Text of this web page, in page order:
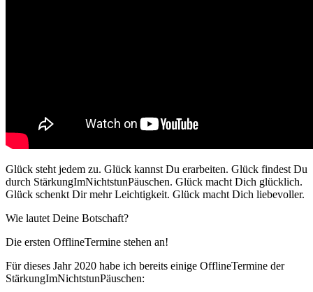
Glück steht jedem zu. Glück kannst Du erarbeiten. Glück findest Du
durch StärkungImNichtstunPäuschen. Glück macht Dich glücklich.
Glück schenkt Dir mehr Leichtigkeit. Glück macht Dich liebevoller.
Wie lautet Deine Botschaft?
Die ersten OfflineTermine stehen an!
Für dieses Jahr 2020 habe ich bereits einige OfflineTermine der
StärkungImNichtstunPäuschen: